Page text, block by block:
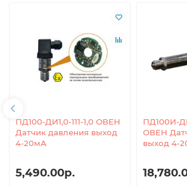
ПД100-ДИ1,0-111-1,0 ОВЕН
Датчик давления выход
4-20мА
5,490.00р.
ПД100И-
ОВЕН
выход 4-